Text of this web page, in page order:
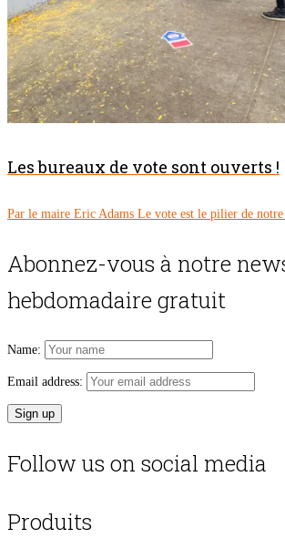
Les bureaux de vote sont ouverts !
Par le maire Eric Adams Le vote est le pilier de
Abonnez-vous à notre
hebdomadaire gratuit
Name:
Email address:
Follow us on social media
Produits